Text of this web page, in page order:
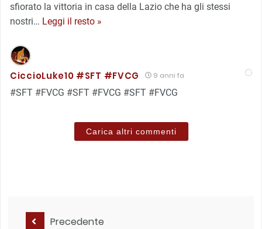
sfiorato la vittoria in casa della Lazio che ha gli stessi
nostri… Leggi il resto »
CiccioLuke10 #SFT #FVCG 9 anni fa
#SFT #FVCG #SFT #FVCG #SFT #FVCG
Carica altri commenti
Precedente